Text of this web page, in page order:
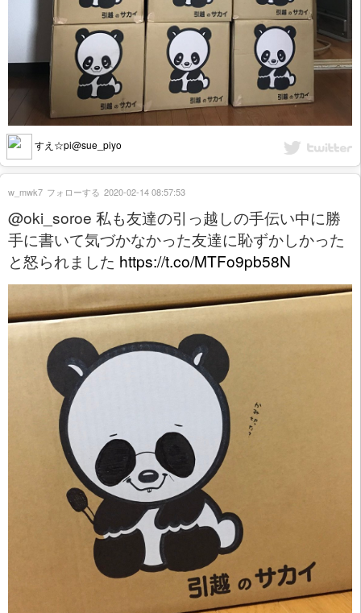
すえ☆pi@sue_piyo
@oki_soroe 私も友達の引っ越しの手伝い中に勝
手に書いて気づかなかった友達に恥ずかしかった
と怒られました https://t.co/MTFo9pb58N
w_mwk7 フォローする 2020-02-14 08:57:53